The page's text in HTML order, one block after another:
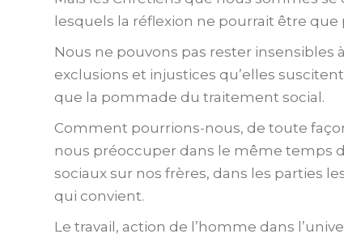
lesquels la réflexion ne pourrait être
Nous ne pouvons pas rester
exclusions et injustices qu’elles
que la pommade du traitement social.
Comment pourrions-nous, de toute
nous préoccuper dans le même temps
sociaux sur nos frères, dans les parties
qui convient.
Le travail, action de l’homme dans